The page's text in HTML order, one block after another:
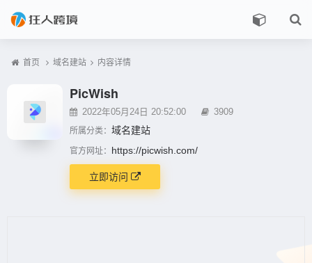
首页 域名建站 内容详情
PicWish
2022年05月24日 20:52:00
3909
所属分类： 域名建站
官方网址： https://picwish.com/
立即访问